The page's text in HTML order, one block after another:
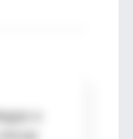
o